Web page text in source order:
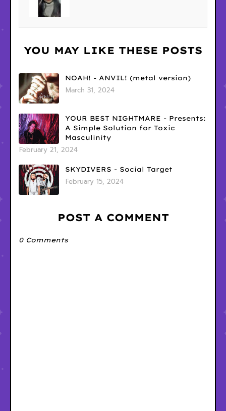
YOU MAY LIKE THESE POSTS
NOAH! - ANVIL! (metal version)
March 31, 2024
YOUR BEST NIGHTMARE - Presents:
A Simple Solution for Toxic
Masculinity
February 21, 2024
SKYDIVERS - Social Target
February 15, 2024
POST A COMMENT
0 Comments